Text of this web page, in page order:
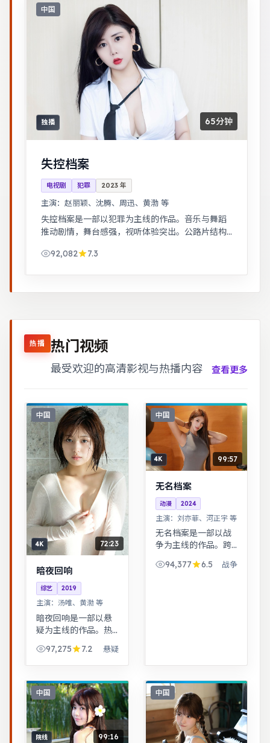
中国
独播 65分钟
失控档案
电视剧 犯罪 2023 年
主演： 赵丽颖、沈腾、周迅、黄渤 等
失控档案是一部以犯罪为主线的作品。音乐与舞蹈
推动剧情，舞台感强，视听体验突出。公路片结构
92,082
7.3
热播 热门视频
最受欢迎的高清影视与热播内容 查看更多
中国
4K 72:23
暗夜回响
综艺 2019
主演： 汤唯、黄渤 等
暗夜回响是一部以悬
疑为主线的作品。热
与信念贯穿始终，适
合全家观看。一桩旧
查，真相远比表面更
加残酷。
97,275 7.2 悬疑
中国
4K 99:57
无名档案
动漫 2024
主演： 刘亦菲、河正宇 等
无名档案是一部以战
争为主线的作品。跨
前后呼应，二刷可发
94,377 6.5 战争
中国
院线 99:16
中国